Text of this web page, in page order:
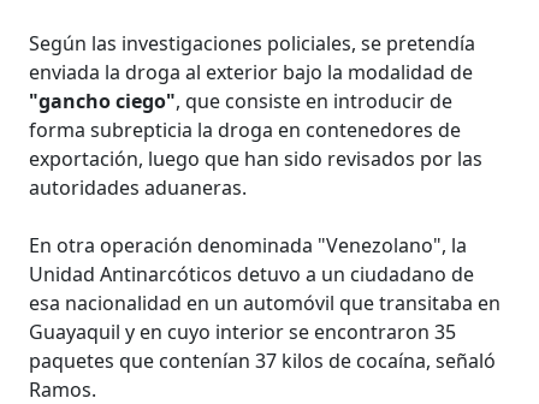
Según las investigaciones policiales, se pretendía
enviada la droga al exterior bajo la modalidad de
"gancho ciego", que consiste en introducir de
forma subrepticia la droga en contenedores de
exportación, luego que han sido revisados por las
autoridades aduaneras.
En otra operación denominada "Venezolano", la
Unidad Antinarcóticos detuvo a un ciudadano de
esa nacionalidad en un automóvil que transitaba en
Guayaquil y en cuyo interior se encontraron 35
paquetes que contenían 37 kilos de cocaína, señaló
Ramos.